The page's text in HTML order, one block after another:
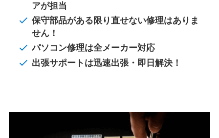
アが担当
保守部品がある限り直せない修理はありま
せん！
パソコン修理は全メーカー対応
出張サポートは迅速出張・即日解決！